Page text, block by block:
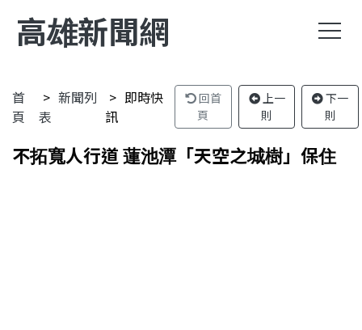
高雄新聞網
首
頁
新聞列
表
即時快
訊
回首
頁
上一
則
下一
則
不拓寬人行道 蓮池潭「天空之城樹」保住